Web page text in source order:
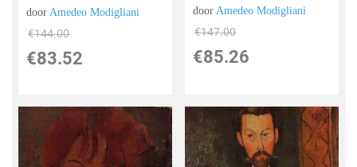
door Amedeo Modigliani
€144.00
€83.52
door Amedeo Modigliani
€147.00
€85.26